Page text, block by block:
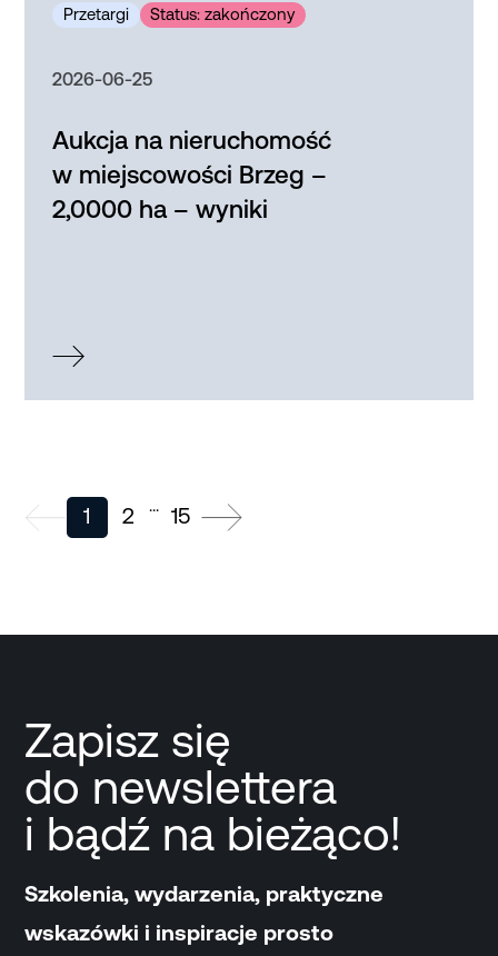
2026-06-25
Aukcja na nieruchomość
w miejscowości Brzeg –
2,0000 ha – wyniki
1 2 ... 15
Zapisz się
do newslettera
i bądź na bieżąco!
Szkolenia, wydarzenia, praktyczne
wskazówki i inspiracje prosto